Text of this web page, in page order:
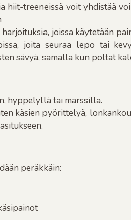
hiit-treeneissä voit yhdistää
harjoituksia, joissa käytetään
joita seuraa lepo tai
sävyä, samalla kun poltat
hyppelyllä tai marssilla.
käsien pyörittelyä,
peräkkäin: